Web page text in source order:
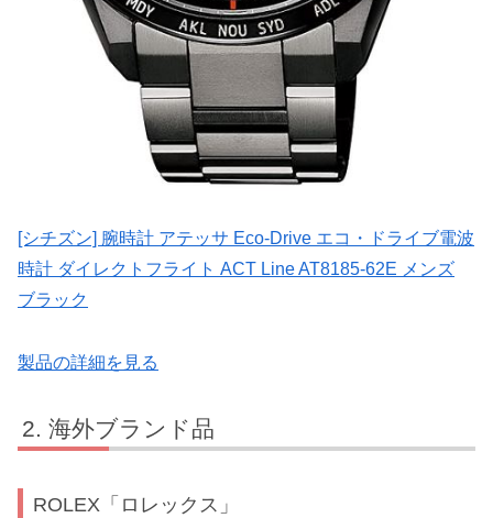
[シチズン] 腕時計 アテッサ Eco-Drive エコ・ドライブ電波
時計 ダイレクトフライト ACT Line AT8185-62E メンズ
ブラック
製品の詳細を見る
海外ブランド品
ROLEX「ロレックス」